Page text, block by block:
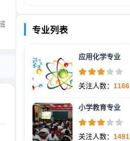
专业列表
应用化学专业
关注人数： 1166
小学教育专业
关注人数： 1491